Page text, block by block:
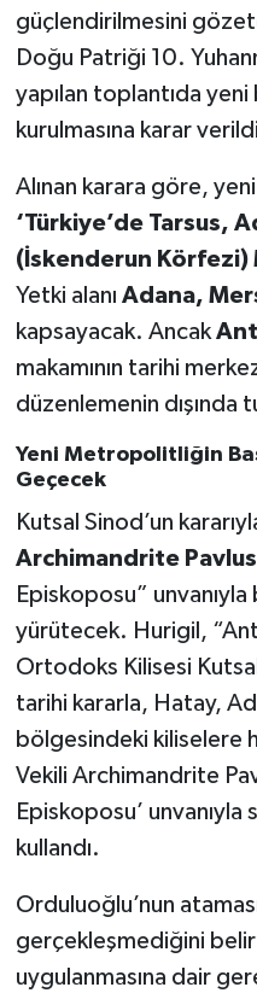
güçlendirilmesini
Doğu Patriği 10.
yapılan toplantıda
kurulmasına karar
Alınan karara göre,
‘Türkiye’de Tarsus,
(İskenderun
Yetki alanı Adana,
kapsayacak. Ancak
makamının tarihi
düzenlemenin dışında
Yeni Metropolitliğin
Geçecek
Kutsal Sinod’un
Archimandrite
Episkoposu”
yürütecek. Hurigil,
Ortodoks Kilisesi Kutsal
tarihi kararla, Hatay,
bölgesindeki kiliselere
Vekili Archimandrite
Episkoposu’
kullandı.
Orduluoğlu’nun
gerçekleşmediğini
uygulanmasına dair